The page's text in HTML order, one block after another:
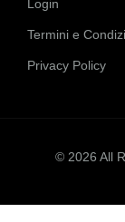
Login
Termini e
Privacy Policy
© 2026 All